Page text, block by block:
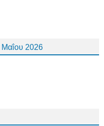
Μαΐου 2026